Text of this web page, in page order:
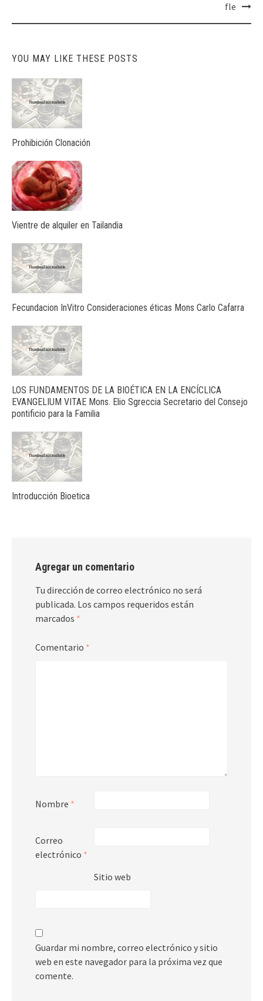
fle
YOU MAY LIKE THESE POSTS
Prohibición Clonación
Vientre de alquiler en Tailandia
Fecundacion InVitro Consideraciones éticas Mons Carlo Cafarra
LOS FUNDAMENTOS DE LA BIOÉTICA EN LA ENCÍCLICA
EVANGELIUM VITAE Mons. Elio Sgreccia Secretario del Consejo
pontificio para la Familia
Introducción Bioetica
Agregar un comentario
Tu dirección de correo electrónico no será
publicada. Los campos requeridos están
marcados *
Comentario *
Nombre *
Correo
electrónico *
Sitio web
Guardar mi nombre, correo electrónico y sitio
web en este navegador para la próxima vez que
comente.